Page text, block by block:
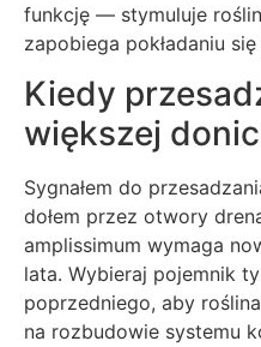
funkcję — stymuluje
zapobiega pokładaniu
Kiedy
większej
Sygnałem do
dołem przez otwory
amplissimum wymaga
lata. Wybieraj pojemnik
poprzedniego, aby
na rozbudowie systemu